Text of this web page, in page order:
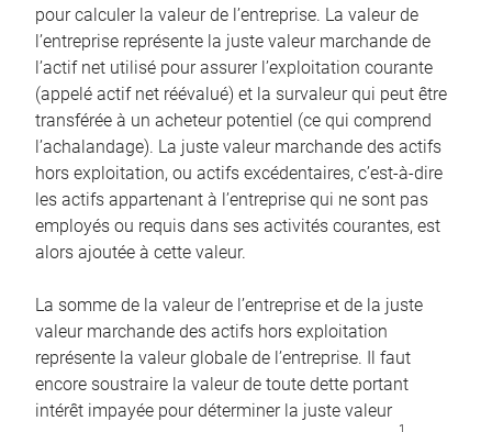
pour calculer la valeur de l’entreprise. La valeur de
l’entreprise représente la juste valeur marchande de
l’actif net utilisé pour assurer l’exploitation courante
(appelé actif net réévalué) et la survaleur qui peut être
transférée à un acheteur potentiel (ce qui comprend
l’achalandage). La juste valeur marchande des actifs
hors exploitation, ou actifs excédentaires, c’est-à-dire
les actifs appartenant à l’entreprise qui ne sont pas
employés ou requis dans ses activités courantes, est
alors ajoutée à cette valeur.
La somme de la valeur de l’entreprise et de la juste
valeur marchande des actifs hors exploitation
représente la valeur globale de l’entreprise. Il faut
encore soustraire la valeur de toute dette portant
intérêt impayée pour déterminer la juste valeur